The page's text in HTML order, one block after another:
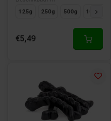
125g
250g 500g 1000g
€5,49